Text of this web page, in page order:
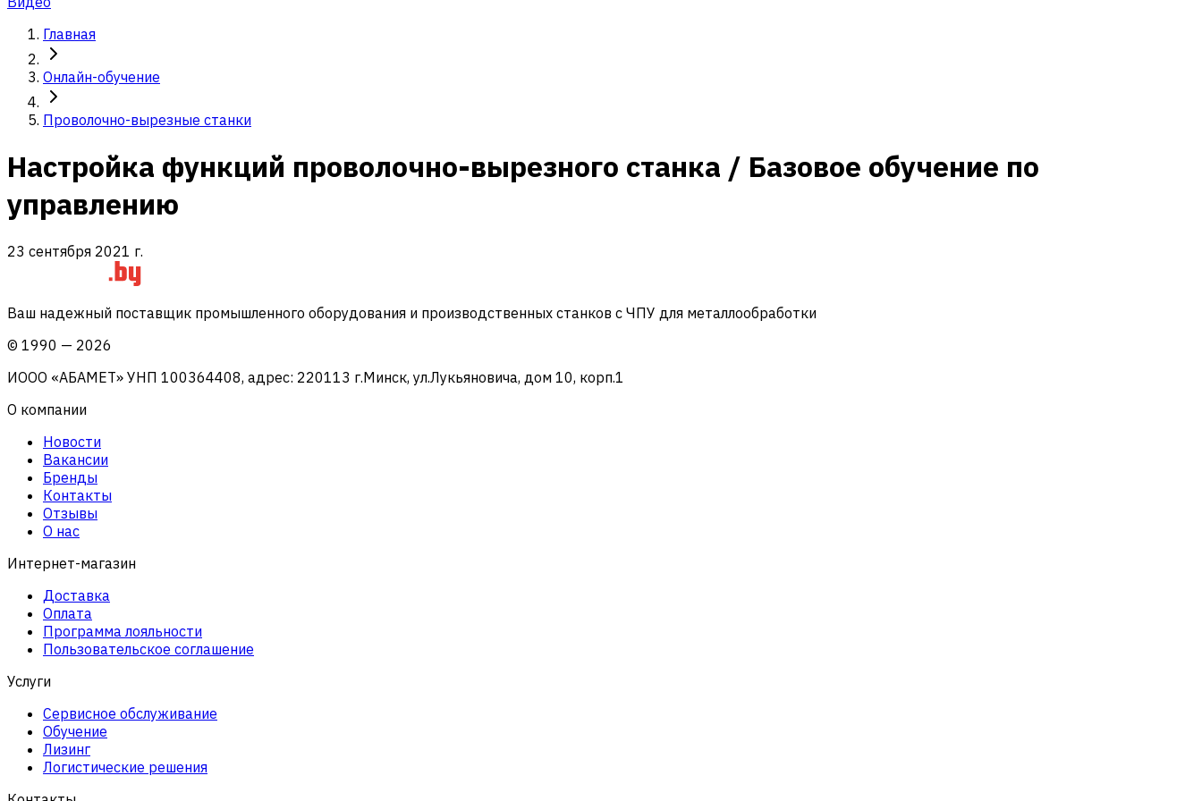
Главная
Онлайн-обучение
Проволочно-вырезные станки
Настройка функций проволочно-вырезного станка / Базовое обучение по
управлению
23 сентября 2021 г.
Ваш надежный поставщик промышленного оборудования и производственных станков с ЧПУ для металлообработки
© 1990 — 2026
ИООО «АБАМЕТ» УНП 100364408, адрес: 220113 г.Минск, ул.Лукьяновича, дом 10, корп.1
О компании
Новости
Вакансии
Бренды
Контакты
Отзывы
О нас
Интернет-магазин
Доставка
Оплата
Программа лояльности
Пользовательское соглашение
Услуги
Сервисное обслуживание
Обучение
Лизинг
Логистические решения